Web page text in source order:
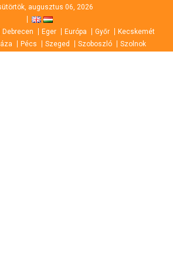
augusztus 06, 2026
Debrecen Eger Európa Győr
Kecskemét
Pécs Szeged Szoboszló Szolnok